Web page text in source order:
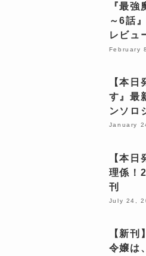
『最
～6話
レビュ
February
【本
す』最
ンソロ
January
【本
理係！
刊
July 24,
【新
令嬢は